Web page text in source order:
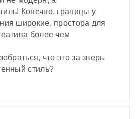
Конечно, границы у
широкие, простора для
более чем
что это за зверь
стиль?